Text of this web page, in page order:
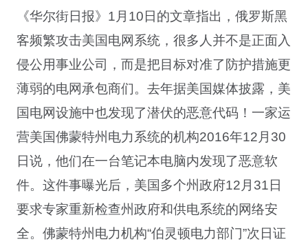
《华尔街日报》1月10日的文章指出，俄罗斯黑
客频繁攻击美国电网系统，很多人并不是正面入
侵公用事业公司，而是把目标对准了防护措施更
薄弱的电网承包商们。去年据美国媒体披露，美
国电网设施中也发现了潜伏的恶意代码！一家运
营美国佛蒙特州电力系统的机构2016年12月30
日说，他们在一台笔记本电脑内发现了恶意软
件。这件事曝光后，美国多个州政府12月31日
要求专家重新检查州政府和供电系统的网络安
全。佛蒙特州电力机构“伯灵顿电力部门”次日证